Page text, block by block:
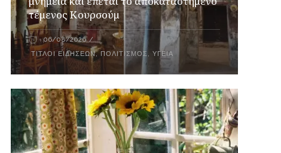
τέμενος Κουρσούμ
06/08/2026
ΤΊΤΛΟΙ ΕΙΔΉΣΕΩΝ, ΠΟΛΙΤΙΣΜΌΣ,ΥΓΕΊΑ